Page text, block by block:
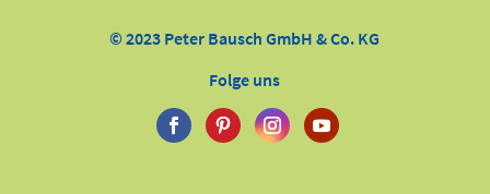
© 2023 Peter Bausch GmbH & Co. KG
Folge uns